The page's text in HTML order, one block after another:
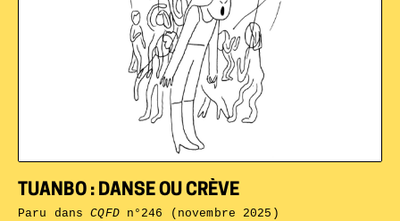
TUANBO : DANSE OU CRÈVE
Paru dansCQFDn°246 (novembre 2025)